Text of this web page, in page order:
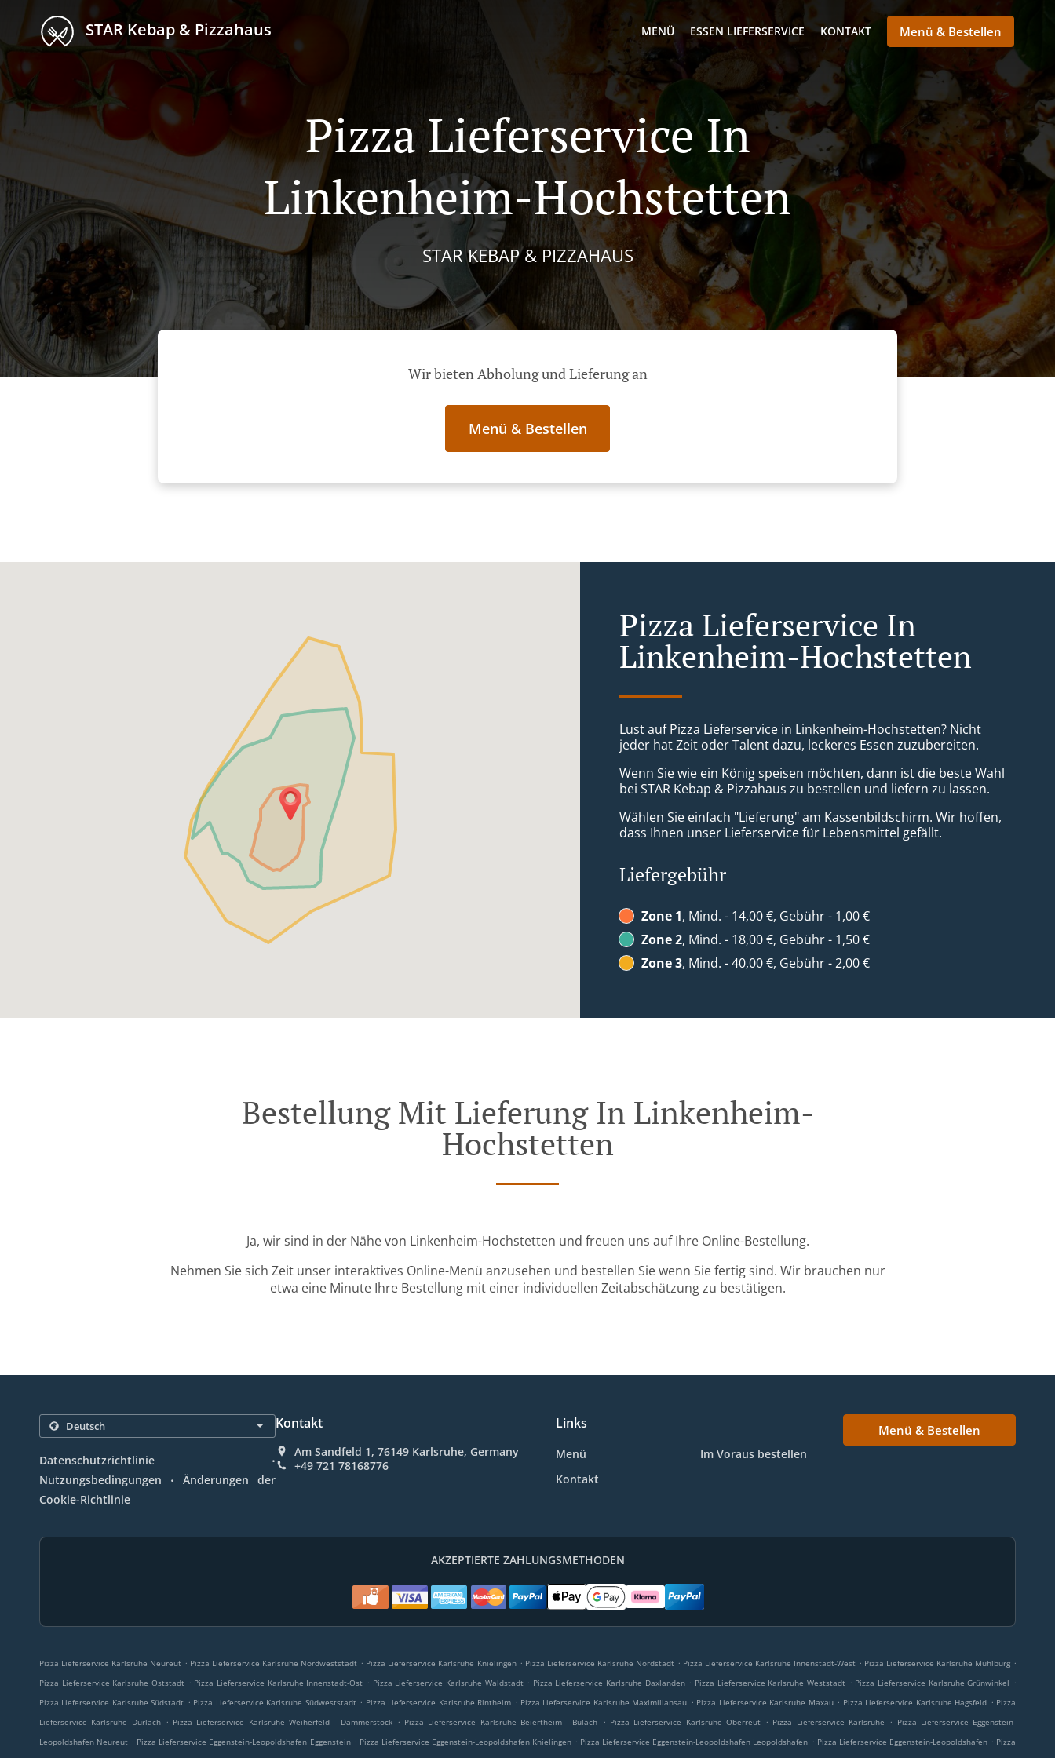
STAR Kebap & Pizzahaus MENÜ ESSEN LIEFERSERVICE KONTAKT Menü & Bestellen
Pizza Lieferservice In
Linkenheim-Hochstetten
STAR KEBAP & PIZZAHAUS
Wir bieten Abholung und Lieferung an
Menü & Bestellen
Pizza Lieferservice In
Linkenheim-Hochstetten
Lust auf Pizza Lieferservice in Linkenheim-Hochstetten? Nicht
jeder hat Zeit oder Talent dazu, leckeres Essen zuzubereiten.
Wenn Sie wie ein König speisen möchten, dann ist die beste Wahl
bei STAR Kebap & Pizzahaus zu bestellen und liefern zu lassen.
Wählen Sie einfach "Lieferung" am Kassenbildschirm. Wir hoffen,
dass Ihnen unser Lieferservice für Lebensmittel gefällt.
Liefergebühr
Zone 1, Mind. - 14,00 €, Gebühr - 1,00 €
Zone 2, Mind. - 18,00 €, Gebühr - 1,50 €
Zone 3, Mind. - 40,00 €, Gebühr - 2,00 €
Bestellung Mit Lieferung In Linkenheim-
Hochstetten
Ja, wir sind in der Nähe von Linkenheim-Hochstetten und freuen uns auf Ihre Online-Bestellung.
Nehmen Sie sich Zeit unser interaktives Online-Menü anzusehen und bestellen Sie wenn Sie fertig sind. Wir brauchen nur
etwa eine Minute Ihre Bestellung mit einer individuellen Zeitabschätzung zu bestätigen.
Datenschutzrichtlinie .
Nutzungsbedingungen .
Änderungen der
Cookie-Richtlinie
Kontakt
Am Sandfeld 1, 76149 Karlsruhe, Germany
+49 721 78168776
Links
Menü
Im Voraus bestellen
Kontakt
Menü & Bestellen
AKZEPTIERTE ZAHLUNGSMETHODEN
Pizza Lieferservice Karlsruhe Neureut . Pizza Lieferservice Karlsruhe Nordweststadt . Pizza Lieferservice Karlsruhe Knielingen . Pizza Lieferservice Karlsruhe Nordstadt . Pizza Lieferservice Karlsruhe Innenstadt-West . Pizza Lieferservice Karlsruhe Mühlburg .
Pizza Lieferservice Karlsruhe Oststadt . Pizza Lieferservice Karlsruhe Innenstadt-Ost . Pizza Lieferservice Karlsruhe Waldstadt . Pizza Lieferservice Karlsruhe Daxlanden . Pizza Lieferservice Karlsruhe Weststadt . Pizza Lieferservice Karlsruhe Grünwinkel .
Pizza Lieferservice Karlsruhe Südstadt . Pizza Lieferservice Karlsruhe Südweststadt . Pizza Lieferservice Karlsruhe Rintheim . Pizza Lieferservice Karlsruhe Maximiliansau . Pizza Lieferservice Karlsruhe Maxau . Pizza Lieferservice Karlsruhe Hagsfeld . Pizza
Lieferservice Karlsruhe Durlach
. Pizza Lieferservice Karlsruhe Weiherfeld - Dammerstock . Pizza Lieferservice Karlsruhe Beiertheim - Bulach . Pizza Lieferservice Karlsruhe Oberreut . Pizza Lieferservice Karlsruhe . Pizza Lieferservice Eggenstein-
Leopoldshafen Neureut . Pizza Lieferservice Eggenstein-Leopoldshafen Eggenstein . Pizza Lieferservice Eggenstein-Leopoldshafen Knielingen . Pizza Lieferservice Eggenstein-Leopoldshafen Leopoldshafen . Pizza Lieferservice Eggenstein-Leopoldshafen . Pizza